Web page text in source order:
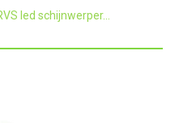
led schijnwerper…